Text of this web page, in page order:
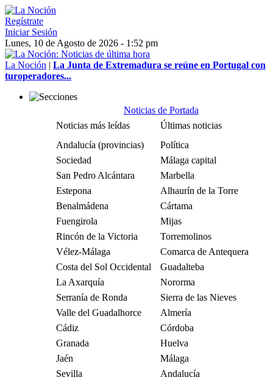
Regístrate
Iniciar Sesión
Lunes, 10 de Agosto de 2026 - 1:52 pm
La Noción | La Junta de Extremadura se reúne en Portugal con
turoperadores...
Noticias de Portada
Noticias más leídas
Últimas noticias
Andalucía (provincias)
Política
Sociedad
Málaga capital
San Pedro Alcántara
Marbella
Estepona
Alhaurín de la Torre
Benalmádena
Cártama
Fuengirola
Mijas
Rincón de la Victoria
Torremolinos
Vélez-Málaga
Comarca de Antequera
Costa del Sol Occidental
Guadalteba
La Axarquía
Nororma
Serranía de Ronda
Sierra de las Nieves
Valle del Guadalhorce
Almería
Cádiz
Córdoba
Granada
Huelva
Jaén
Málaga
Sevilla
Andalucía